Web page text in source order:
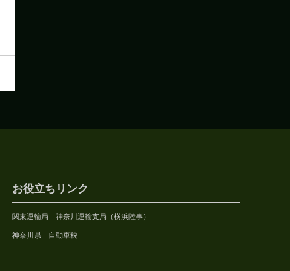
お役立ちリンク
関東運輸局 神奈川運輸支局（横浜陸事）
神奈川県 自動車税